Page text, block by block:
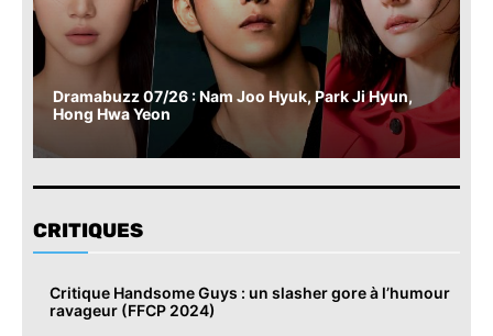
Dramabuzz 07/26 : Nam Joo Hyuk, Park Ji Hyun,
Hong Hwa Yeon
CRITIQUES
Critique Handsome Guys : un slasher gore à l’humour
ravageur (FFCP 2024)